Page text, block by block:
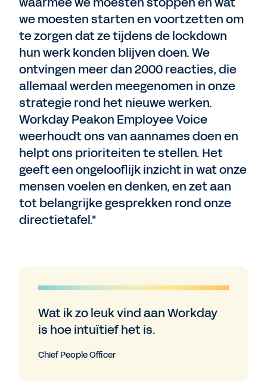
we moesten starten en voortzetten om
te zorgen dat ze tijdens de lockdown
hun werk konden blijven doen. We
ontvingen meer dan 2000 reacties, die
allemaal werden meegenomen in onze
strategie rond het nieuwe werken.
Workday Peakon Employee Voice
weerhoudt ons van aannames doen en
helpt ons prioriteiten te stellen. Het
geeft een ongelooflijk inzicht in wat onze
mensen voelen en denken, en zet aan
tot belangrijke gesprekken rond onze
directietafel."
Wat ik zo leuk vind aan Workday
is hoe intuïtief het is.
Chief People Officer